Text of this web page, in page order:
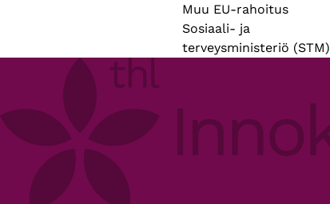
Muu EU-rahoitus
Sosiaali- ja
terveysministeriö (STM)